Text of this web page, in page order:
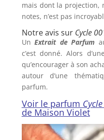
mais dont la projection,
notes, n’est pas
Notre avis sur Cycle
UnExtrait de Parfum
c’est donné. Alors
qu’encourager à son
autour d’une
parfum.
Voir le parfum
de Maison Violet